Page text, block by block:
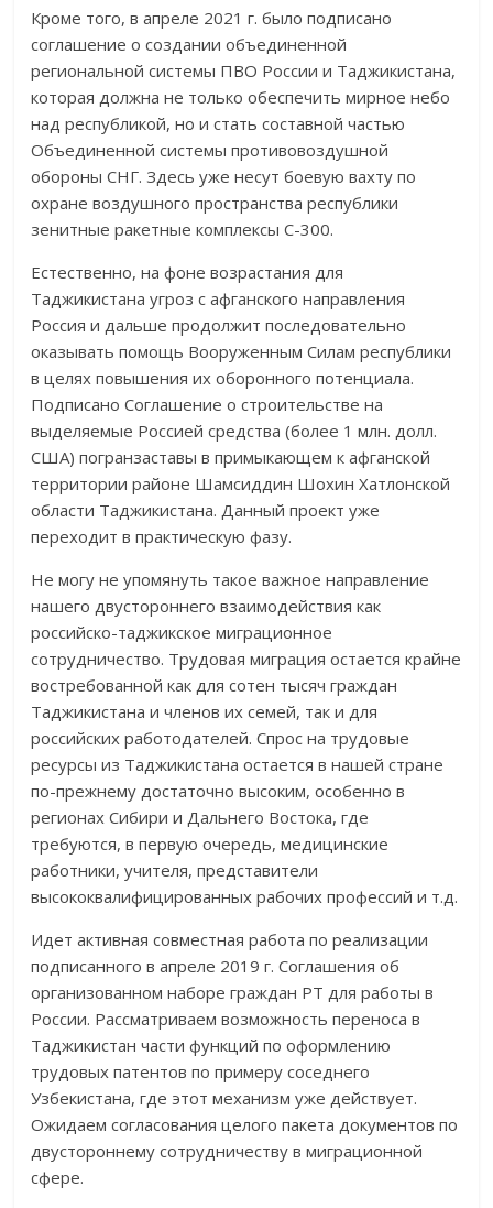
Кроме того, в апреле 2021 г. было подписано
соглашение о создании объединенной
региональной системы ПВО России и Таджикистана,
которая должна не только обеспечить мирное небо
над республикой, но и стать составной частью
Объединенной системы противовоздушной
обороны СНГ. Здесь уже несут боевую вахту по
охране воздушного пространства республики
зенитные ракетные комплексы С-300.
Естественно, на фоне возрастания для
Таджикистана угроз с афганского направления
Россия и дальше продолжит последовательно
оказывать помощь Вооруженным Силам республики
в целях повышения их оборонного потенциала.
Подписано Соглашение о строительстве на
выделяемые Россией средства (более 1 млн. долл.
США) погранзаставы в примыкающем к афганской
территории районе Шамсиддин Шохин Хатлонской
области Таджикистана. Данный проект уже
переходит в практическую фазу.
Не могу не упомянуть такое важное направление
нашего двустороннего взаимодействия как
российско-таджикское миграционное
сотрудничество. Трудовая миграция остается крайне
востребованной как для сотен тысяч граждан
Таджикистана и членов их семей, так и для
российских работодателей. Спрос на трудовые
ресурсы из Таджикистана остается в нашей стране
по-прежнему достаточно высоким, особенно в
регионах Сибири и Дальнего Востока, где
требуются, в первую очередь, медицинские
работники, учителя, представители
высококвалифицированных рабочих профессий и т.д.
Идет активная совместная работа по реализации
подписанного в апреле 2019 г. Соглашения об
организованном наборе граждан РТ для работы в
России. Рассматриваем возможность переноса в
Таджикистан части функций по оформлению
трудовых патентов по примеру соседнего
Узбекистана, где этот механизм уже действует.
Ожидаем согласования целого пакета документов по
двустороннему сотрудничеству в миграционной
сфере.